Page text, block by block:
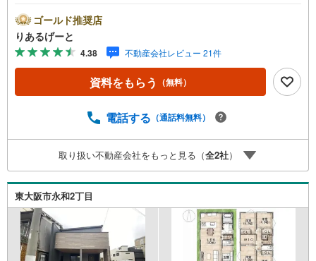
圏内に揃っていてお買物ラクラク■物件検討中のお客さま！
ちょっと見学してみたいだけなどでも内覧可能です！売主
さまの都合等で見学ができない場合がございます。お気軽
に「りあるげーと」までお問合わせ下さい！■「りあるげー
と」が選ばれるポイント！■年中休まず営業中！いつでも対
応致します！・営業時間:9:00～21:00上記の時間帯は、お
相談、承ります！■【無料送迎】「小さなお子さまをつれて
ます！【リフォーム相談】資格を持った専門スタッフがお
悩みに合わせてお話をうかがい、お客さまにぴったりの提
案を行います！■その他:物件相談、住宅ローン相談、ご質
問、気になること、何でもお気軽にご相談ください！
ゴールド推奨店
りあるげーと
4.38 不動産会社レビュー 21件
資料をもらう （無料）
電話する （通話料無料）
取り扱い不動産会社をもっと見る（全2社）
東大阪市永和2丁目